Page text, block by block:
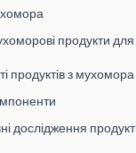
продукти
продуктів з мухомора
дослідження